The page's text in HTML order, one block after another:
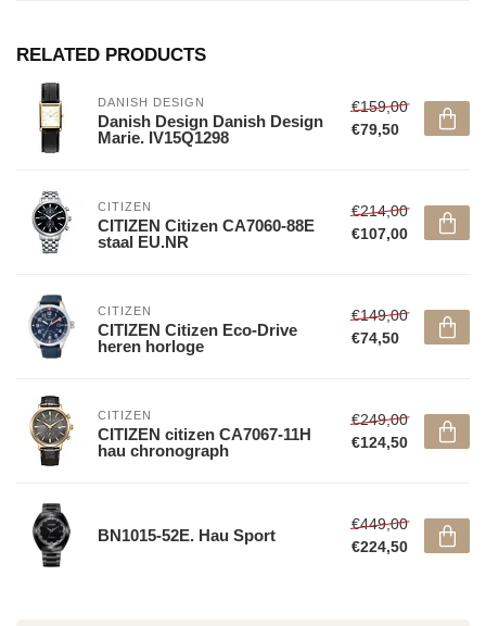
RELATED PRODUCTS
DANISH DESIGN
Danish Design Danish Design
Marie. IV15Q1298
€159,00
€79,50
CITIZEN
CITIZEN Citizen CA7060-88E
staal EU.NR
€214,00
€107,00
CITIZEN
CITIZEN Citizen Eco-Drive
heren horloge
€149,00
€74,50
CITIZEN
CITIZEN citizen CA7067-11H
hau chronograph
€249,00
€124,50
BN1015-52E. Hau Sport
€449,00
€224,50